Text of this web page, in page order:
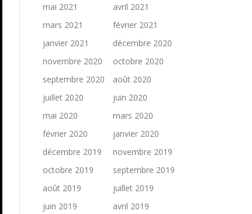
mai 2021
avril 2021
mars 2021
février 2021
janvier 2021
décembre 2020
novembre 2020
octobre 2020
septembre 2020
août 2020
juillet 2020
juin 2020
mai 2020
mars 2020
février 2020
janvier 2020
décembre 2019
novembre 2019
octobre 2019
septembre 2019
août 2019
juillet 2019
juin 2019
avril 2019